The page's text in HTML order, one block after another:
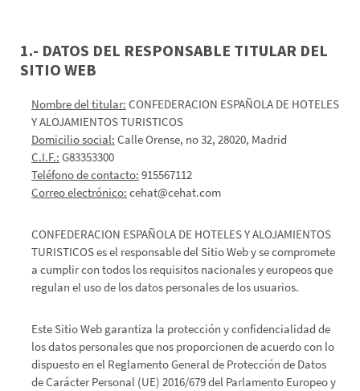
1.- DATOS DEL RESPONSABLE TITULAR DEL
SITIO WEB
Nombre del titular: CONFEDERACION ESPAÑOLA DE HOTELES
Y ALOJAMIENTOS TURISTICOS
Domicilio social: Calle Orense, no 32, 28020, Madrid
C.I.F.: G83353300
Teléfono de contacto: 915567112
Correo electrónico: cehat@cehat.com
CONFEDERACION ESPAÑOLA DE HOTELES Y ALOJAMIENTOS
TURISTICOS es el responsable del Sitio Web y se compromete
a cumplir con todos los requisitos nacionales y europeos que
regulan el uso de los datos personales de los usuarios.
Este Sitio Web garantiza la protección y confidencialidad de
los datos personales que nos proporcionen de acuerdo con lo
dispuesto en el Reglamento General de Protección de Datos
de Carácter Personal (UE) 2016/679 del Parlamento Europeo y